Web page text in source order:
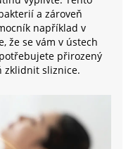
a zároveň
například v
že se vám v ústech
přirozený
zklidnit sliznice.